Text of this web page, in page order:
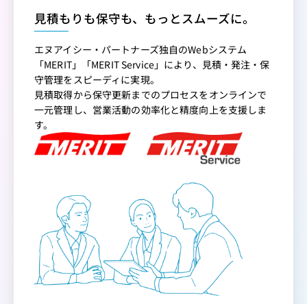
見積もりも保守も、もっとスムーズに。
エヌアイシー・パートナーズ独自のWebシステム
「MERIT」「MERIT Service」により、見積・発注・保
守管理をスピーディに実現。
見積取得から保守更新までのプロセスをオンラインで
一元管理し、営業活動の効率化と精度向上を支援しま
す。